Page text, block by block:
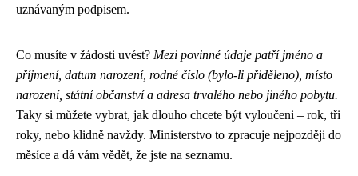
uznávaným podpisem.
Co musíte v žádosti uvést? Mezi povinné údaje patří jméno a
příjmení, datum narození, rodné číslo (bylo-li přiděleno), místo
narození, státní občanství a adresa trvalého nebo jiného pobytu.
Taky si můžete vybrat, jak dlouho chcete být vyloučeni – rok, tři
roky, nebo klidně navždy. Ministerstvo to zpracuje nejpozději do
měsíce a dá vám vědět, že jste na seznamu.